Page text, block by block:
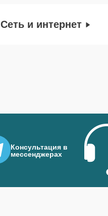
Сеть и интернет
Консультация в
мессенджерах